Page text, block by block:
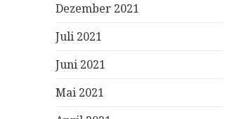
Dezember 2021
Juli 2021
Juni 2021
Mai 2021